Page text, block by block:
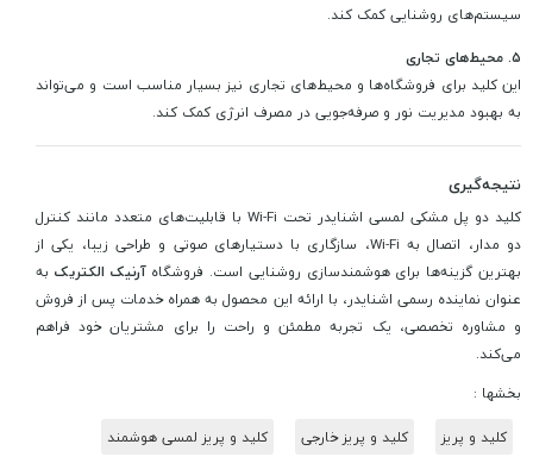
سیستم‌های روشنایی کمک کند.
۵. محیط‌های تجاری
این کلید برای فروشگاه‌ها و محیط‌های تجاری نیز بسیار مناسب است و می‌تواند
به بهبود مدیریت نور و صرفه‌جویی در مصرف انرژی کمک کند.
نتیجه‌گیری
کلید دو پل مشکی لمسی اشنایدر تحت Wi-Fi با قابلیت‌های متعدد مانند کنترل
دو مدار، اتصال به Wi-Fi، سازگاری با دستیارهای صوتی و طراحی زیبا، یکی از
بهترین گزینه‌ها برای هوشمندسازی روشنایی است. فروشگاه آرنیک الکتریک به
عنوان نماینده رسمی اشنایدر، با ارائه این محصول به همراه خدمات پس از فروش
و مشاوره تخصصی، یک تجربه مطمئن و راحت را برای مشتریان خود فراهم
می‌کند.
بخشها :
کلید و پریز
کلید و پریز خارجی کلید و پریز لمسی هوشمند